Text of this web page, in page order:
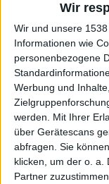
Wir
Wir und unsere
Informationen wie
personenbezogene
Werbung und
werden. Mit Ihrer
über Gerätescans
abfragen. Sie
klicken, um der o. a.
Folge 532